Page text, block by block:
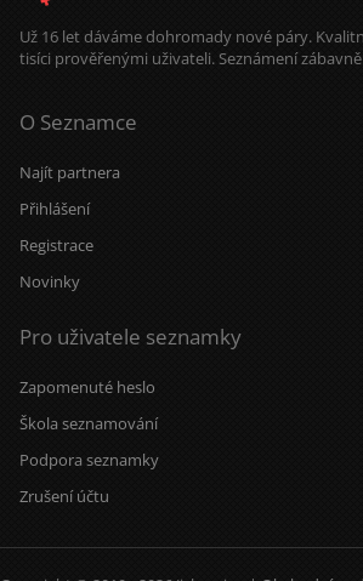
Už 16 let dáváme dohromady nové páry.
tisíci prověřenými uživateli. Seznámení
O Seznamce
Najít partnera
Přihlášení
Registrace
Novinky
Pro uživatele seznamky
Zapomenuté heslo
Škola seznamování
Podpora seznamky
Zrušení účtu